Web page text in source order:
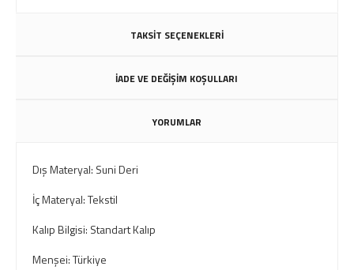
TAKSİT SEÇENEKLERİ
İADE VE DEĞİŞİM KOŞULLARI
YORUMLAR
Dış Materyal: Suni Deri
İç Materyal: Tekstil
Kalıp Bilgisi: Standart Kalıp
Menşei: Türkiye